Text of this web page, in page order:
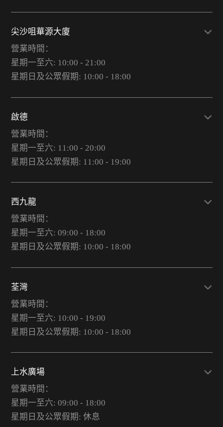
尖沙咀華源大廈
營業時間：
星期一至六: 10:00 - 21:00
星期日及公眾假期: 10:00 - 18:00
啟德
營業時間：
星期一至六: 11:00 - 20:00
星期日及公眾假期: 11:00 - 19:00
西九龍
營業時間：
星期一至六: 09:00 - 18:00
星期日及公眾假期: 10:00 - 18:00
荃灣
營業時間：
星期一至六: 10:00 - 19:00
星期日及公眾假期: 10:00 - 18:00
上水廣場
營業時間：
星期一至六: 09:00 - 18:00
星期日及公眾假期: 休息